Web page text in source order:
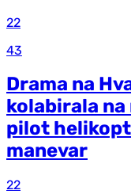
22
43
Drama na
kolabirala
pilot
manevar
22